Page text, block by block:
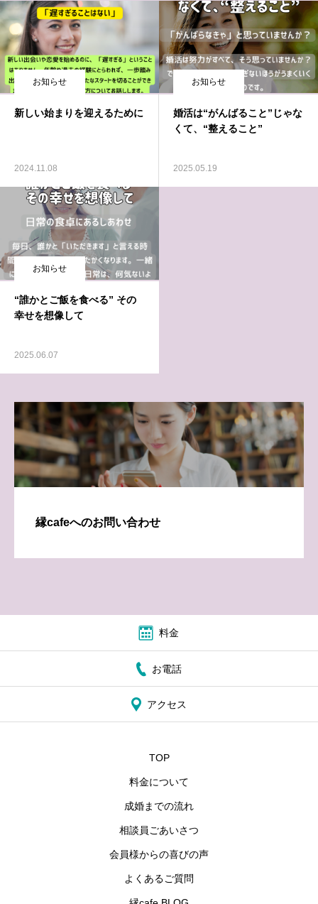
お知らせ
新しい始まりを迎えるために
2024.11.08
お知らせ
婚活は“がんばること”じゃな
くて、“整えること”
2025.05.19
お知らせ
“誰かとご飯を食べる” その
幸せを想像して
2025.06.07
縁cafeへのお問い合わせ
料金
お電話
アクセス
TOP
料金について
成婚までの流れ
相談員ごあいさつ
会員様からの喜びの声
よくあるご質問